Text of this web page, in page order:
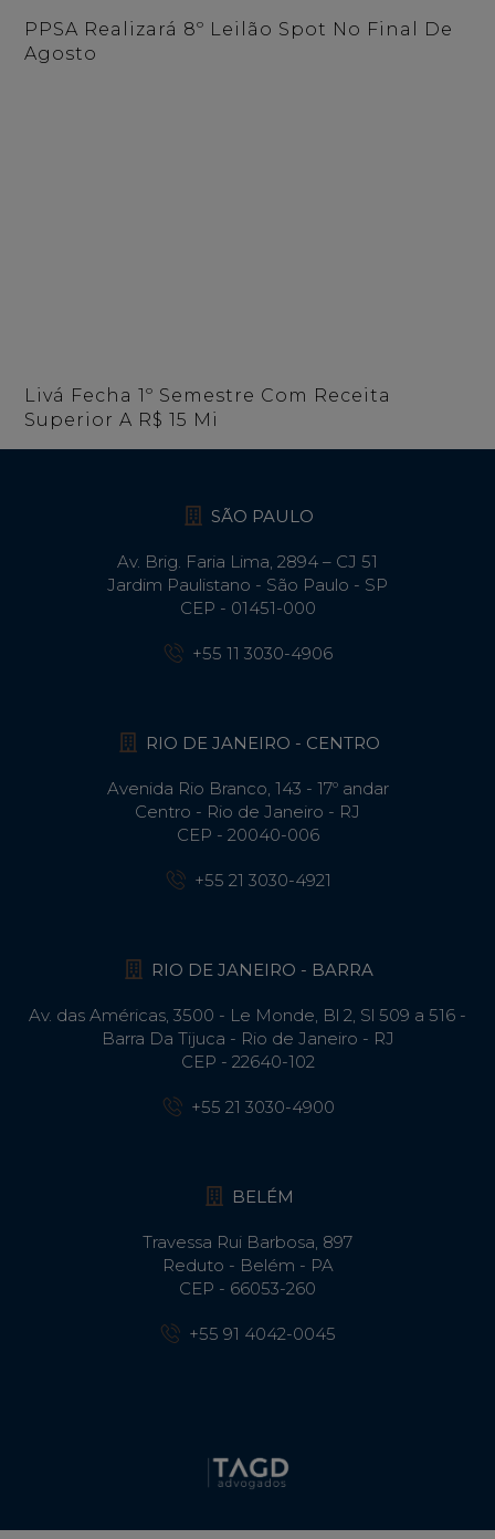
PPSA Realizará 8º Leilão Spot No Final De
Agosto
Livá Fecha 1º Semestre Com Receita
Superior A R$ 15 Mi
SÃO PAULO
Av. Brig. Faria Lima, 2894 – CJ 51
Jardim Paulistano - São Paulo - SP
CEP - 01451-000
+55 11 3030-4906
RIO DE JANEIRO - CENTRO
Avenida Rio Branco, 143 - 17º andar
Centro - Rio de Janeiro - RJ
CEP - 20040-006
+55 21 3030-4921
RIO DE JANEIRO - BARRA
Av. das Américas, 3500 - Le Monde, Bl 2, Sl 509 a 516 -
Barra Da Tijuca - Rio de Janeiro - RJ
CEP - 22640-102​
+55 21 3030-4900
BELÉM
Travessa Rui Barbosa, 897
Reduto - Belém - PA
CEP - 66053-260
+55 91 4042-0045